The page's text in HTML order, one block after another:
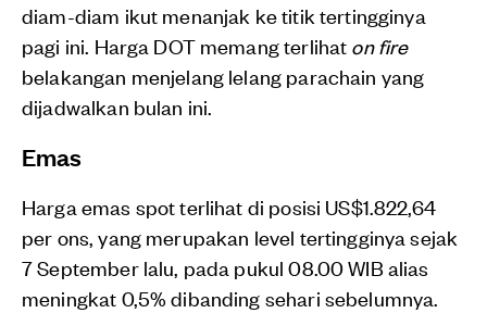
diam-diam ikut menanjak ke titik tertingginya
pagi ini. Harga DOT memang terlihat on fire
belakangan menjelang lelang parachain yang
dijadwalkan bulan ini.
Emas
Harga emas spot terlihat di posisi US$1.822,64
per ons, yang merupakan level tertingginya sejak
7 September lalu, pada pukul 08.00 WIB alias
meningkat 0,5% dibanding sehari sebelumnya.